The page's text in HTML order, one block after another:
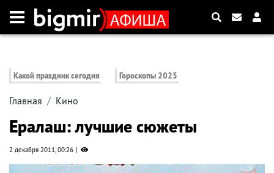
Какой праздник сегодня Гороскопы 2025
Главная Кино
Ералаш: лучшие сюжеты
2 декабря 2011, 00:26